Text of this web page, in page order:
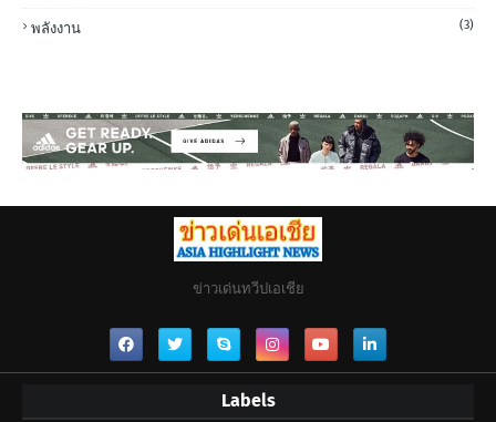
พลังงาน (3)
ข่าวเด่นทวีปเอเชีย
Labels